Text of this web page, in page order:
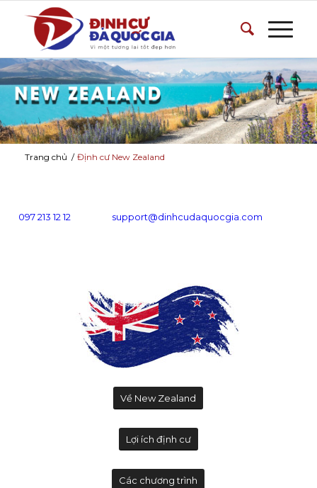
Trang chủ / Định cư New Zealand
097 213 12 12 support@dinhcudaquocgia.com
Về New Zealand
Lợi ích định cư
Các chương trình